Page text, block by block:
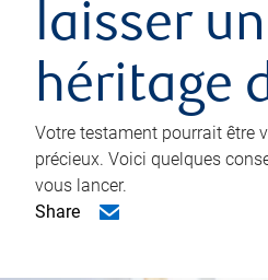
laisser un
héritage
Votre testament pourrait être
précieux. Voici quelques
vous lancer.
Share